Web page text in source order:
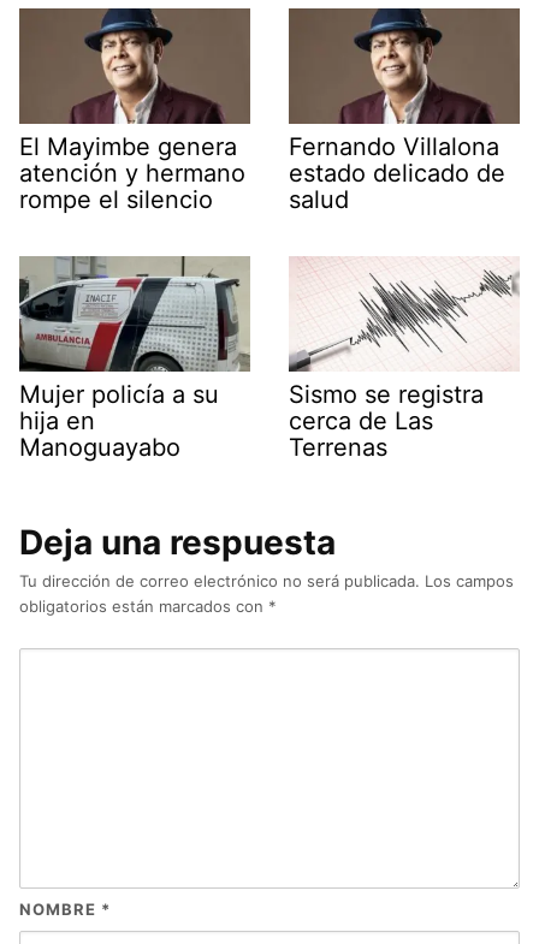
El Mayimbe genera
atención y hermano
rompe el silencio
Fernando Villalona
estado delicado de
salud
Mujer policía a su
hija en
Manoguayabo
Sismo se registra
cerca de Las
Terrenas
Deja una respuesta
Tu dirección de correo electrónico no será publicada. Los campos
obligatorios están marcados con *
NOMBRE *